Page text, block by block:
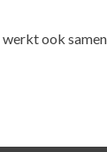
ook